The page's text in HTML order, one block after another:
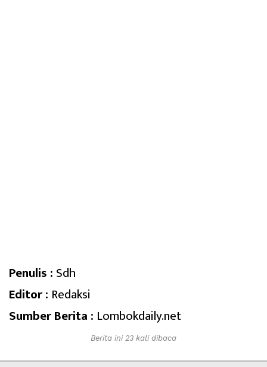
Penulis : Sdh
Editor : Redaksi
Sumber Berita : Lombokdaily.net
Berita ini 23 kali dibaca